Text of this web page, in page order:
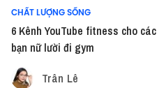
CHẤT LƯỢNG SỐNG
6 Kênh YouTube fitness cho các
bạn nữ lười đi gym
Trân Lê